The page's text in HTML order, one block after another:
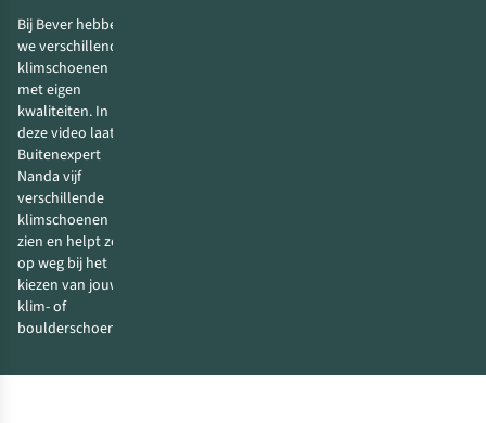
Bij Bever hebben
we verschillende
klimschoenen
met eigen
kwaliteiten. In
deze video laat
Buitenexpert
Nanda vijf
verschillende
klimschoenen
zien en helpt ze je
op weg bij het
kiezen van jouw
klim- of
boulderschoenen.